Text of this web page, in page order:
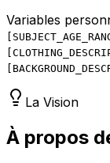
Variables
La Vision
À propos